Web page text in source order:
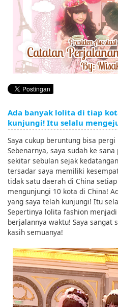
tiéng
Bahasa
Ada banyak lolita di tiap
kunjungi! Itu selalu
Saya cukup beruntung bisa
Sebenarnya, saya sudah ke
sekitar sebulan sejak
tersadar saya memiliki
tidak satu daerah di China
mengunjungi 10 kota di China!
yang saya telah kunjungi! Itu
Sepertinya lolita fashion
berjalannya waktu! Saya sangat
kasih semuanya!